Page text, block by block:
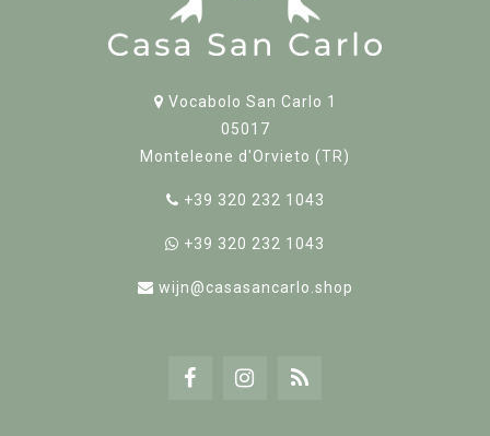
Vocabolo San Carlo 1
05017
Monteleone d'Orvieto (TR)
+39 320 232 1043
+39 320 232 1043
wijn@casasancarlo.shop